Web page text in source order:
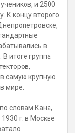
и 2500
К концу второго
в
итоге группа
самую крупную
мире.
словам Кана,
г. в Москве